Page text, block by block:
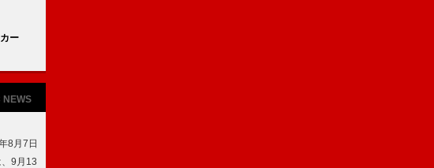
ー
NEWS
8月7日
9月13